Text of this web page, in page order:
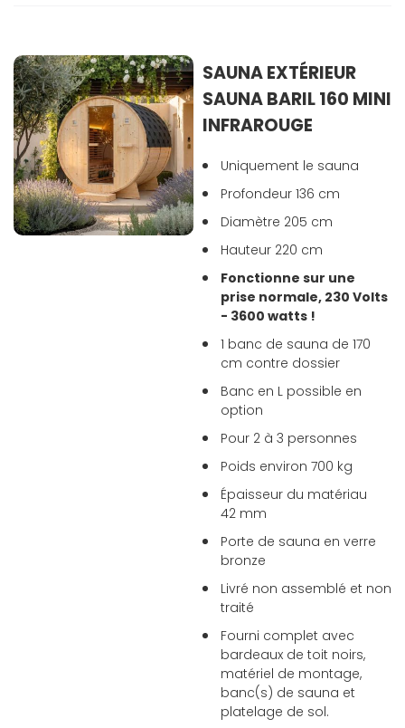
SAUNA EXTÉRIEUR
SAUNA BARIL 160 MINI
INFRAROUGE
Uniquement le sauna
Profondeur 136 cm
Diamètre 205 cm
Hauteur 220 cm
Fonctionne sur une
prise normale, 230 Volts
- 3600 watts !
1 banc de sauna de 170
cm contre dossier
Banc en L possible en
option
Pour 2 à 3 personnes
Poids environ 700 kg
Épaisseur du matériau
42 mm
Porte de sauna en verre
bronze
Livré non assemblé et non
traité
Fourni complet avec
bardeaux de toit noirs,
matériel de montage,
banc(s) de sauna et
platelage de sol.